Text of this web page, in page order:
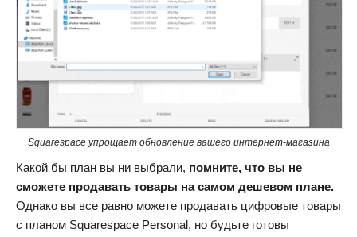
Squarespace упрощает обновление вашего интернет-магазина
Какой бы план вы ни выбрали, помните, что вы не
сможете продавать товары на самом дешевом плане.
Однако вы все равно можете продавать цифровые товары
с планом Squarespace Personal, но будьте готовы